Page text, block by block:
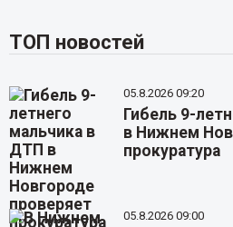
ТОП новостей
05.8.2026 09:20
Гибель 9-
в Нижнем
прокуратура
05.8.2026 09:00